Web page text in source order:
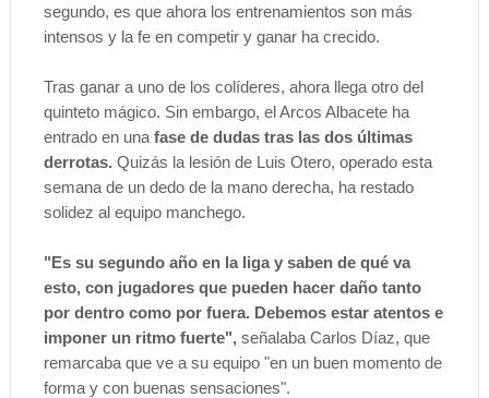
segundo, es que ahora los entrenamientos son más
intensos y la fe en competir y ganar ha crecido.
Tras ganar a uno de los colíderes, ahora llega otro del
quinteto mágico. Sin embargo, el Arcos Albacete ha
entrado en una fase de dudas tras las dos últimas
derrotas. Quizás la lesión de Luis Otero, operado esta
semana de un dedo de la mano derecha, ha restado
solidez al equipo manchego.
"Es su segundo año en la liga y saben de qué va
esto, con jugadores que pueden hacer daño tanto
por dentro como por fuera. Debemos estar atentos e
imponer un ritmo fuerte",señalaba Carlos Díaz, que
remarcaba que ve a su equipo "en un buen momento de
forma y con buenas sensaciones".